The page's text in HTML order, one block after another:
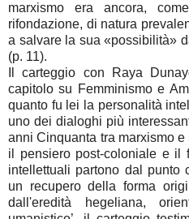
marxismo era ancora,
rifondazione, di natura
a salvare la sua «possibilità»
(p. 11).
Il carteggio con Raya
capitolo su Femminismo e
quanto fu lei la personalità
uno dei dialoghi più
anni Cinquanta tra marxismo
il pensiero post-coloniale e il
intellettuali partono dal punto
un recupero della forma
dall'eredità hegeliana,